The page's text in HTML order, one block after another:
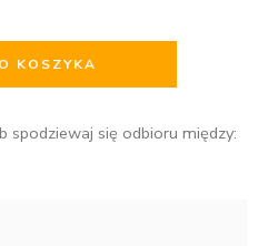
KOSZYKA
spodziewaj się odbioru między: